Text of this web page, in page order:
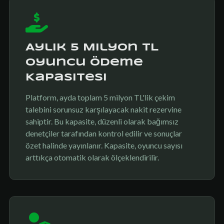
Aylık 5 Milyon TL
Oyuncu Ödeme
Kapasitesi
Platform, ayda toplam 5 milyon TL'lik çekim
talebini sorunsuz karşılayacak nakit rezervine
sahiptir. Bu kapasite, düzenli olarak bağımsız
denetçiler tarafından kontrol edilir ve sonuçlar
özet halinde yayınlanır. Kapasite, oyuncu sayısı
arttıkça otomatik olarak ölçeklendirilir.